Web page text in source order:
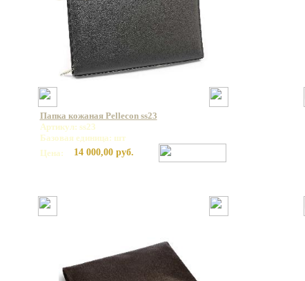
Папка кожаная Pellecon ss23
Артикул: ss23
Базовая единица: шт
Цена:
14 000,00 руб.